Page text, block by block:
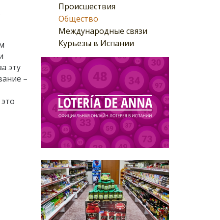
Происшествия
Общество
Международные связи
Курьезы в Испании
эту
–